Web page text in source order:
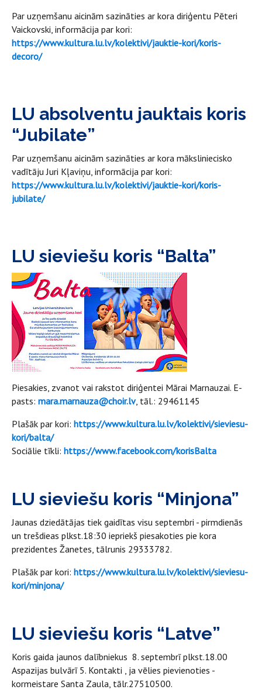
Par uzņemšanu aicinām sazināties ar kora diriģentu Pēteri
Vaickovski, informācija par kori:
https://www.kultura.lu.lv/kolektivi/jauktie-kori/koris-
decoro/
LU absolventu jauktais koris
“Jubilate”
Par uzņemšanu aicinām sazināties ar kora māksliniecisko
vadītāju Juri Kļaviņu, informācija par kori:
https://www.kultura.lu.lv/kolektivi/jauktie-kori/koris-
jubilate/
LU sieviešu koris “Balta”
Piesakies, zvanot vai rakstot diriģentei Mārai Marnauzai. E-
pasts: mara.marnauza@choir.lv, tāl.: 29461145
Plašāk par kori: https://www.kultura.lu.lv/kolektivi/sieviesu-
kori/balta/
Sociālie tīkli: https://www.facebook.com/korisBalta
LU sieviešu koris “Minjona”
Jaunas dziedātājas tiek gaidītas visu septembri - pirmdienās
un trešdieas plkst.18:30 iepriekš piesakoties pie kora
prezidentes Žanetes, tālrunis 29333782.
Plašāk par kori: https://www.kultura.lu.lv/kolektivi/sieviesu-
kori/minjona/
LU sieviešu koris “Latve”
Koris gaida jaunos dalībniekus 8. septembrī plkst.18.00
Aspazijas bulvārī 5. Kontakti , ja vēlies pievienoties -
kormeistare Santa Zaula, tālr.27510500.